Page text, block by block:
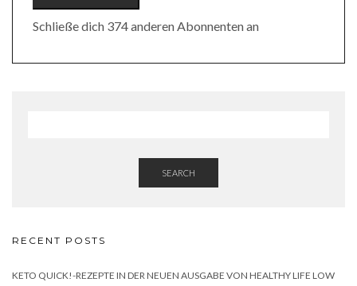
Schließe dich 374 anderen Abonnenten an
SEARCH
RECENT POSTS
KETO QUICK!-REZEPTE IN DER NEUEN AUSGABE VON HEALTHY LIFE LOW